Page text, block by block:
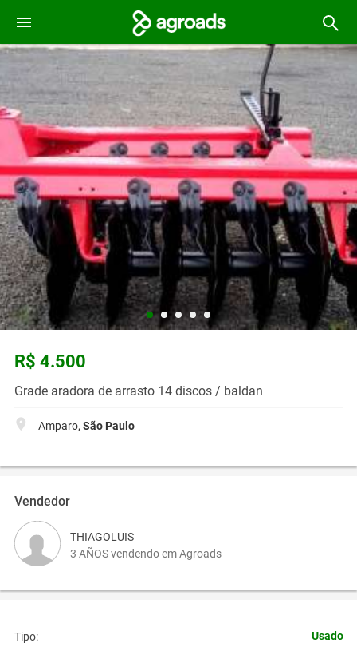
R$ 4.500
Grade aradora de arrasto 14 discos / baldan
Amparo, São Paulo
Vendedor
THIAGOLUIS
3 AÑOS vendendo em Agroads
Tipo: Usado